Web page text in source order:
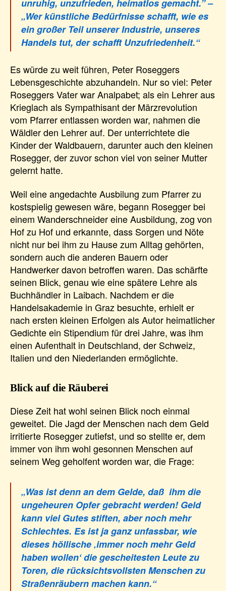
unruhig, unzufrieden, heimatlos gemacht.” –
„Wer künstliche Bedürfnisse schafft, wie es
ein großer Teil unserer Industrie, unseres
Handels tut, der schafft Unzufriedenheit.“
Es würde zu weit führen, Peter Roseggers
Lebensgeschichte abzuhandeln. Nur so viel: Peter
Roseggers Vater war Analpabet; als ein Lehrer aus
Krieglach als Sympathisant der Märzrevolution
vom Pfarrer entlassen worden war, nahmen die
Wäldler den Lehrer auf. Der unterrichtete die
Kinder der Waldbauern, darunter auch den kleinen
Rosegger, der zuvor schon viel von seiner Mutter
gelernt hatte.
Weil eine angedachte Ausbilung zum Pfarrer zu
kostspielig gewesen wäre, begann Rosegger bei
einem Wanderschneider eine Ausbildung, zog von
Hof zu Hof und erkannte, dass Sorgen und Nöte
nicht nur bei ihm zu Hause zum Alltag gehörten,
sondern auch die anderen Bauern oder
Handwerker davon betroffen waren. Das schärfte
seinen Blick, genau wie eine spätere Lehre als
Buchhändler in Laibach. Nachdem er die
Handelsakademie in Graz besuchte, erhielt er
nach ersten kleinen Erfolgen als Autor heimatlicher
Gedichte ein Stipendium für drei Jahre, was ihm
einen Aufenthalt in Deutschland, der Schweiz,
Italien und den Niederlanden ermöglichte.
Blick auf die Räuberei
Diese Zeit hat wohl seinen Blick noch einmal
geweitet. Die Jagd der Menschen nach dem Geld
irritierte Rosegger zutiefst, und so stellte er, dem
immer von ihm wohl gesonnen Menschen auf
seinem Weg geholfent worden war, die Frage:
„Was ist denn an dem Gelde, daß ihm die
ungeheuren Opfer gebracht werden! Geld
kann viel Gutes stiften, aber noch mehr
Schlechtes. Es ist ja ganz unfassbar, wie
dieses höllische ‚immer noch mehr Geld
haben wollen‘ die gescheitesten Leute zu
Toren, die rücksichtsvollsten Menschen zu
Straßenräubern machen kann.“